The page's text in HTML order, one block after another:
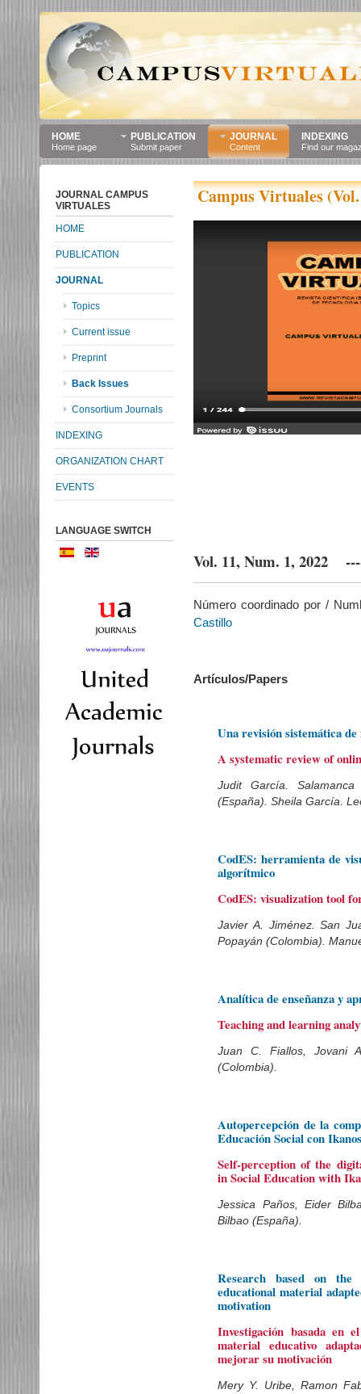
HOME
Home page
PUBLICATION
Submit paper
JOURNAL
Content
INDEXING
Find our
Campus Virtuales
Vol. 11, Num. 1, 2022
Número coordinado por /
Castillo
Artículos/Papers
Una revisión sistemática
A systematic review of
Judit García.
(España). Sheila García.
CodES: herramienta de
algorítmico
CodES: visualization tool
Javier A. Jiménez. San
Popayán (Colombia).
Analítica de enseñanza y
Teaching and learning
Juan C. Fiallos, Jovani
(Colombia).
Autopercepción de la
Educación Social con
Self-perception of the
in Social Education with
Jessica Paños, Eider
Bilbao (España).
Research based on
educational material
motivation
Investigación basada en
material educativo
mejorar su motivación
Mery Y. Uribe, Ramon
JOURNAL CAMPUS
VIRTUALES
HOME
PUBLICATION
JOURNAL
Topics
Current issue
Preprint
Back Issues
Consortium Journals
INDEXING
ORGANIZATION CHART
EVENTS
LANGUAGE SWITCH